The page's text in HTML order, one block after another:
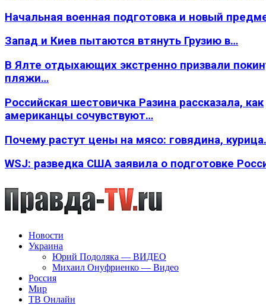
Начальная военная подготовка и новый
Запад и Киев пытаются втянуть Грузию в…
В Ялте отдыхающих экстренно призвали
пляжи…
Российская шестовичка Разина рассказала, как
американцы сочувствуют…
Почему растут цены на мясо: говядина,
WSJ: разведка США заявила о подготовке
Новости
Украина
Юрий Подоляка — ВИДЕО
Михаил Онуфриенко — Видео
Россия
Мир
ТВ Онлайн